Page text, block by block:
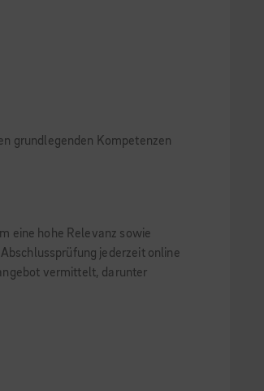
grundlegenden Kompetenzen
eine hohe Relevanz sowie
jederzeit online
vermittelt, darunter